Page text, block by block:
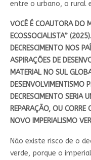
entre o urbano, o rural
VOCÊ É COAUTORA DO
ECOSSOCIALISTA”
DECRESCIMENTO NOS
ASPIRAÇÕES DE
MATERIAL NO SUL
DESENVOLVIMENTISMO
DECRESCIMENTO SERIA
REPARAÇÃO, OU CORRE
NOVO IMPERIALISMO
Não existe risco de o
verde, porque o